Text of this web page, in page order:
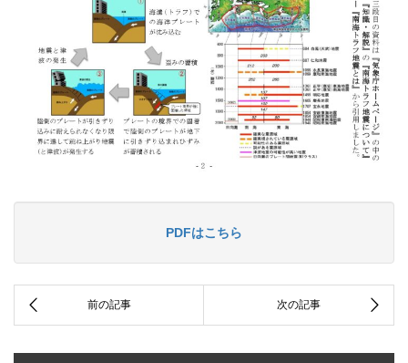
PDFはこちら